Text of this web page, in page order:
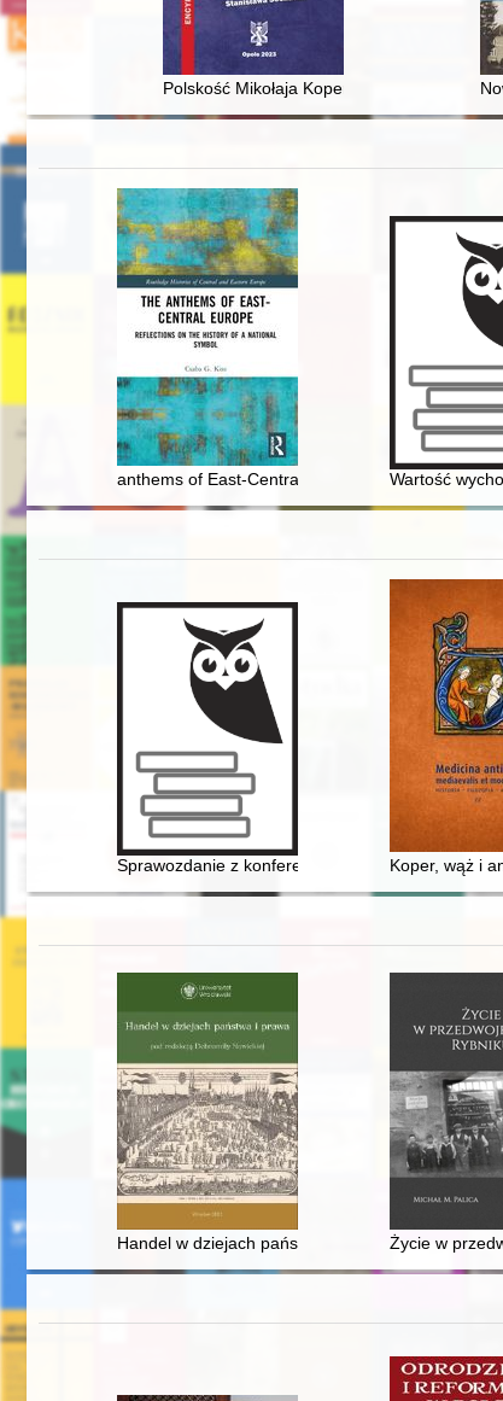
Polskość Mikołaja Kopernika z rodu Ślązaka
anthems of East-Central Europe : reflections on
Wartość
Sprawozdanie z konferencji naukowej "Poza.
Koper, wąż i
Handel w dziejach państwa i prawa Życie w